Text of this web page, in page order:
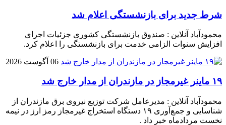
شرط جدید برای بازنشستگی اعلام شد
محمودآباد آنلاین : صندوق بازنشستگی کشوری جزئیات اجرای
افزایش سنوات الزامی خدمت برای بازنشستگی را اعلام کرد.
06 آگوست 2026
۱۹ ماینر غیرمجاز در مازندران از مدار خارج شد
محمودآباد آنلاین : مدیرعامل شرکت توزیع نیروی برق مازندران از
شناسایی و جمع‌آوری ۱۹ دستگاه استخراج غیرمجاز رمز ارز در نیمه
نخست مردادماه خبر داد .